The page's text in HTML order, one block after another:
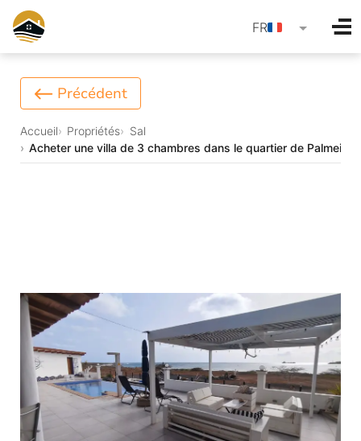
language
FR
Précédent
Accueil Propriétés
Sal
Acheter une villa de 3 chambres dans le quartier de Palmeira